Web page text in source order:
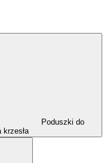
Poduszki do
krzesła